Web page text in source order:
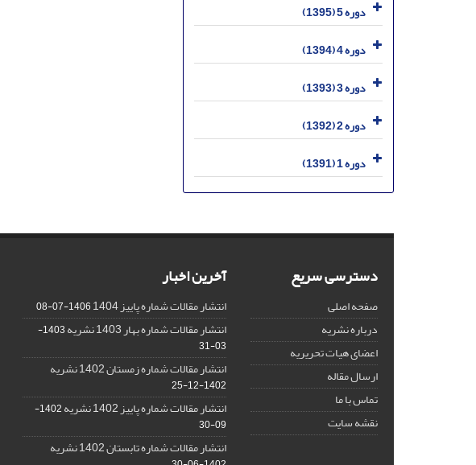
دوره 5 (1395)
دوره 4 (1394)
دوره 3 (1393)
دوره 2 (1392)
دوره 1 (1391)
دسترسی سریع
صفحه اصلی
درباره نشریه
اعضای هیات تحریریه
ارسال مقاله
تماس با ما
نقشه سایت
آخرین اخبار
انتشار مقالات شماره پاییز 1404 1406-07-08
انتشار مقالات شماره بهار 1403 نشریه
1403-
03-31
انتشار مقالات شماره زمستان 1402 نشریه
1402-12-25
انتشار مقالات شماره پاییز 1402 نشریه
1402-
09-30
انتشار مقالات شماره تابستان 1402 نشریه